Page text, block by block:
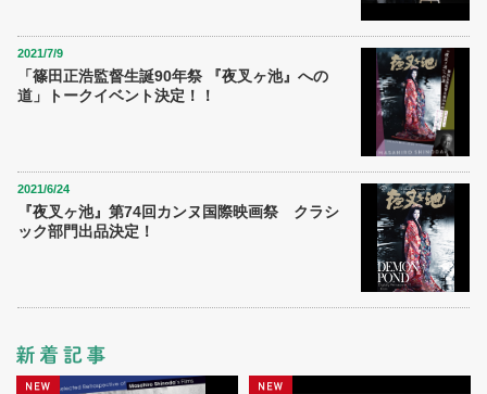
2021/7/9
「篠田正浩監督生誕90年祭 『夜叉ヶ池』への
道」トークイベント決定！！
2021/6/24
『夜叉ヶ池』第74回カンヌ国際映画祭 クラシ
ック部門出品決定！